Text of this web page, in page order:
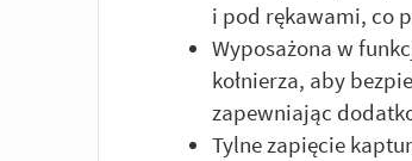
i pod rękawami, co
Wyposażona w
kołnierza, aby
zapewniając
Tylne zapięcie